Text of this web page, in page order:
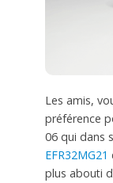
Les amis,
préférence
06 qui dans
EFR32MG21
plus abouti